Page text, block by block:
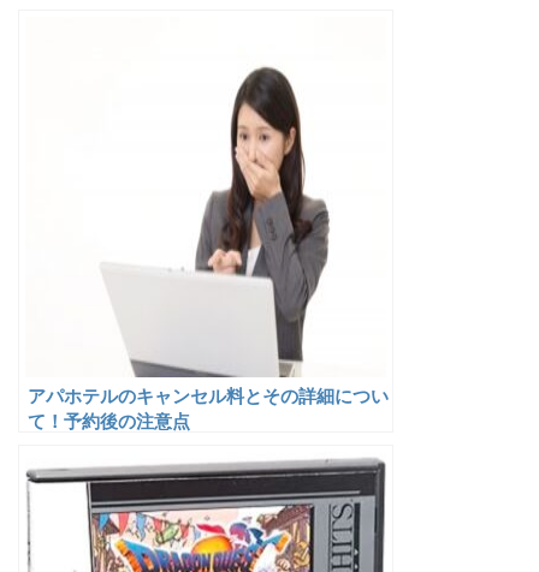
アパホテルのキャンセル料とその詳細につい
て！予約後の注意点